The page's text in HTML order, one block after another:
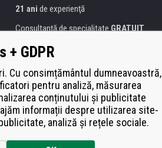
21 ani de experienţă
Consultanţă de specialitateGRATUIT
Abordarea amabilă
certificat
Heureka
Platăsecurizată on-line
+ GDPR
Cu consimțământul dumneavoastră,
pentru analiză, măsurarea
conținutului și publicitate
informații despre utilizarea site-
analiză și rețele sociale.